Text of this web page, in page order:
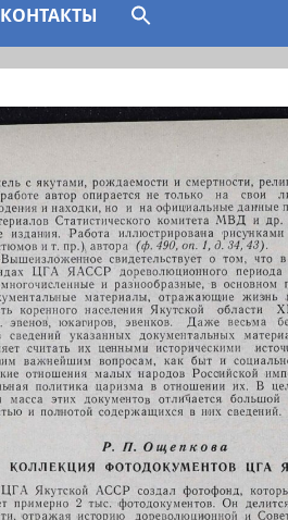
КОНТАКТЫ